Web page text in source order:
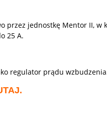
przez jednostkę Mentor II,
25 A.
regulator prądu
.